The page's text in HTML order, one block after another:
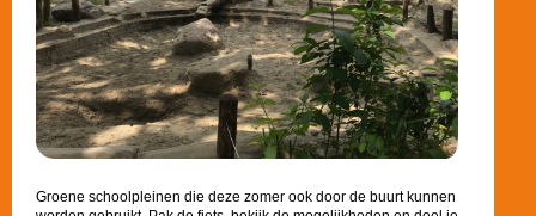
Groene schoolpleinen die deze zomer ook door de buurt kunnen